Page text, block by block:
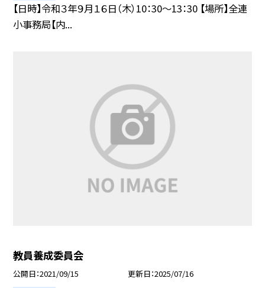
【日時】令和３年９月１６日（木）10：30〜13：30 【場所】全連
小事務局【内...
教員養成委員会
公開日 2021/09/15 更新日 2025/07/16